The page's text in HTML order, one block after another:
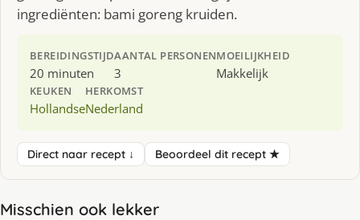
ingrediënten: bami goreng kruiden.
BEREIDINGSTIJD
20 minuten
AANTAL PERSONEN
3
MOEILIJKHEID
Makkelijk
KEUKEN
Hollandse
HERKOMST
Nederland
Direct naar recept ↓ Beoordeel dit recept ★
Misschien ook lekker